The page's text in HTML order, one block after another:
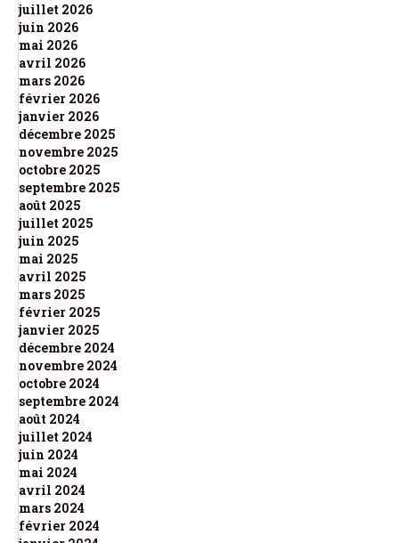
juillet 2026
juin 2026
mai 2026
avril 2026
mars 2026
février 2026
janvier 2026
décembre 2025
novembre 2025
octobre 2025
septembre 2025
août 2025
juillet 2025
juin 2025
mai 2025
avril 2025
mars 2025
février 2025
janvier 2025
décembre 2024
novembre 2024
octobre 2024
septembre 2024
août 2024
juillet 2024
juin 2024
mai 2024
avril 2024
mars 2024
février 2024